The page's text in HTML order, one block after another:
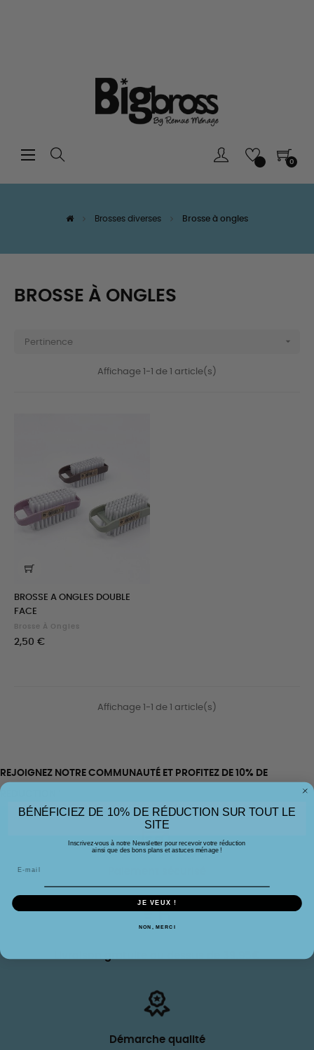
Basculer
navigation
☰ 0
Brosses diverses Brosse à ongles
BROSSE À ONGLES
Pertinence 
Affichage 1-1 de 1 article(s)
BROSSE A ONGLES DOUBLE
FACE
Brosse À Ongles
Prix
2,50 €
Affichage 1-1 de 1 article(s)
REJOIGNEZ NOTRE COMMUNAUTÉ ET PROFITEZ DE 10% DE
Démarche qualité
BÉNÉFICIEZ DE 10% DE RÉDUCTION SUR TOUT LE
SITE
Inscrivez-vous à notre Newsletter pour recevoir votre réduction
ainsi que des bons plans et astuces ménage !
JE VEUX !
NON, MERCI